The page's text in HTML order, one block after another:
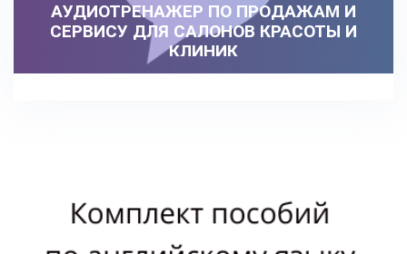
АУДИОТРЕНАЖЕР ПО ПРОДАЖАМ И
СЕРВИСУ ДЛЯ САЛОНОВ КРАСОТЫ И
КЛИНИК